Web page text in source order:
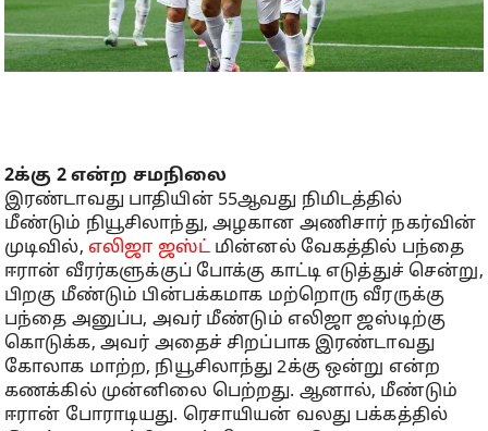
2க்கு 2 என்ற சமநிலை
இரண்டாவது பாதியின் 55ஆவது நிமிடத்தில்
மீண்டும் நியூசிலாந்து, அழகான அணிசார் நகர்வின்
முடிவில், எலிஜா ஜஸ்ட் மின்னல் வேகத்தில் பந்தை
ஈரான் வீரர்களுக்குப் போக்கு காட்டி எடுத்துச் சென்று,
பிறகு மீண்டும் பின்பக்கமாக மற்றொரு வீரருக்கு
பந்தை அனுப்ப, அவர் மீண்டும் எலிஜா ஜஸ்டிற்கு
கொடுக்க, அவர் அதைச் சிறப்பாக இரண்டாவது
கோலாக மாற்ற, நியூசிலாந்து 2க்கு ஒன்று என்ற
கணக்கில் முன்னிலை பெற்றது. ஆனால், மீண்டும்
ஈரான் போராடியது. ரெசாயியன் வலது பக்கத்தில்